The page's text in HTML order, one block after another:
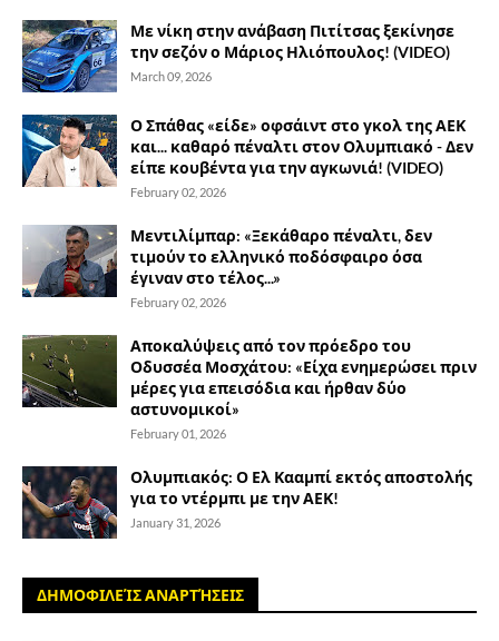
Με νίκη στην ανάβαση Πιτίτσας ξεκίνησε
την σεζόν ο Μάριος Ηλιόπουλος! (VIDEO)
March 09, 2026
Ο Σπάθας «είδε» οφσάιντ στο γκολ της ΑΕΚ
και... καθαρό πέναλτι στον Ολυμπιακό - Δεν
είπε κουβέντα για την αγκωνιά! (VIDEO)
February 02, 2026
Μεντιλίμπαρ: «Ξεκάθαρο πέναλτι, δεν
τιμούν το ελληνικό ποδόσφαιρο όσα
έγιναν στο τέλος...»
February 02, 2026
Αποκαλύψεις από τον πρόεδρο του
Οδυσσέα Μοσχάτου: «Είχα ενημερώσει πριν
μέρες για επεισόδια και ήρθαν δύο
αστυνομικοί»
February 01, 2026
Ολυμπιακός: Ο Ελ Κααμπί εκτός αποστολής
για το ντέρμπι με την ΑΕΚ!
January 31, 2026
ΔΗΜΟΦΙΛΕΊΣ ΑΝΑΡΤΉΣΕΙΣ